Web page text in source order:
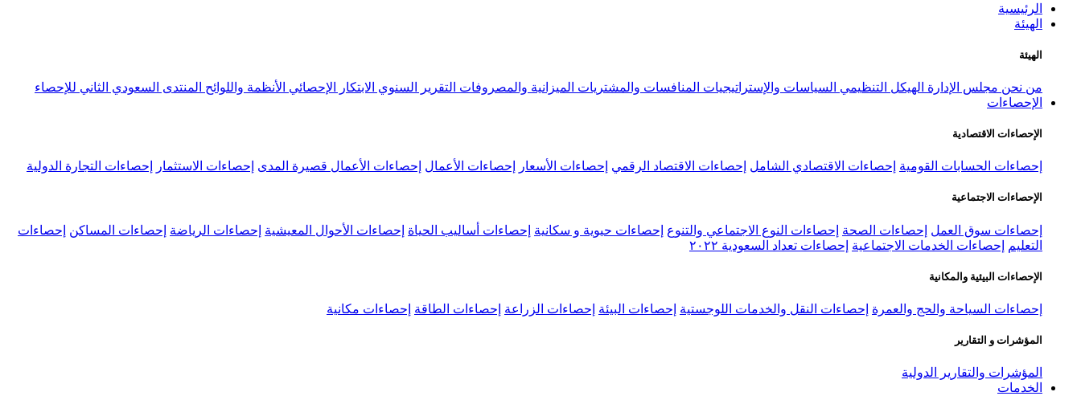
الرئيسية
الهيئة
الهيئة
من نحن مجلس الإدارة الهيكل التنظيمي السياسات والإستراتيجيات المنافسات والمشتريات الميزانية والمصروفات التقرير السنوي الابتكار الإحصائي الأنظمة واللوائح المنتدى السعودي الثاني للإحصاء
الإحصاءات
الإحصاءات الاقتصادية
إحصاءات الحسابات القومية إحصاءات الاقتصادي الشامل إحصاءات الاقتصاد الرقمي إحصاءات الأسعار إحصاءات الأعمال إحصاءات الأعمال قصيرة المدى إحصاءات الاستثمار إحصاءات التجارة الدولية
الإحصاءات الاجتماعية
إحصاءات سوق العمل إحصاءات الصحة إحصاءات النوع الاجتماعي والتنوع إحصاءات حيوية و سكانية إحصاءات أساليب الحياة إحصاءات الأحوال المعيشية إحصاءات الرياضة إحصاءات المساكن إحصاءات
التعليم
إحصاءات الخدمات الاجتماعية إحصاءات تعداد السعودية ٢٠٢٢
الإحصاءات البيئية والمكانية
إحصاءات السياحة والحج والعمرة إحصاءات النقل والخدمات اللوجستية إحصاءات البيئة إحصاءات الزراعة إحصاءات الطاقة إحصاءات مكانية
المؤشرات و التقارير
المؤشرات والتقارير الدولية
الخدمات